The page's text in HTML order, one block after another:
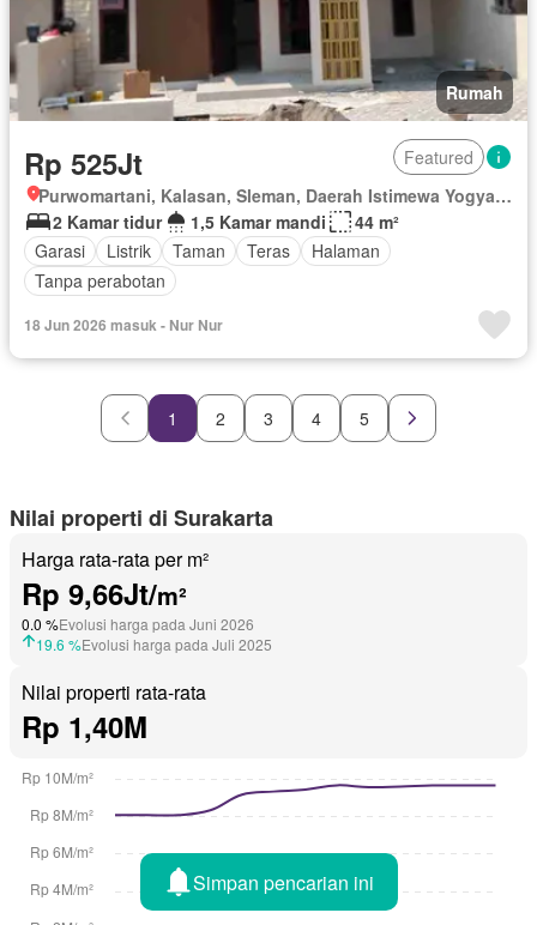
Rumah
Rp 525Jt
Featured
Purwomartani, Kalasan, Sleman, Daerah Istimewa Yogyakarta
2 Kamar tidur
1,5 Kamar mandi
44 m²
Garasi
Listrik Taman Teras
Halaman
Tanpa perabotan
18 Jun 2026 masuk - Nur Nur
1 2 3 4 5
Nilai properti di Surakarta
Harga rata-rata per m²
Rp 9,66Jt/m²
0.0 %Evolusi harga pada Juni 2026
19.6 %Evolusi harga pada Juli 2025
Nilai properti rata-rata
Rp 1,40M
Simpan pencarian ini